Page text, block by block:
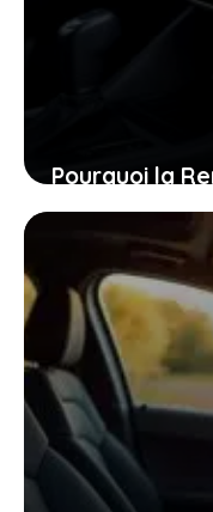
Pourquoi la
pourrait bien
pour vous
26 janvier 2026